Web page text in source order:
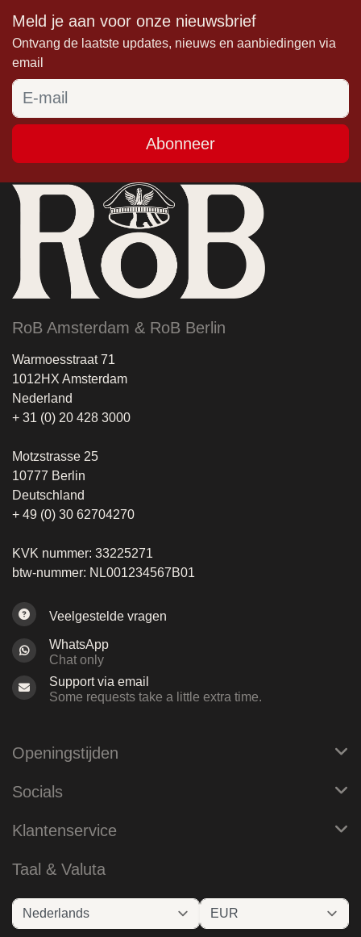
Meld je aan voor onze nieuwsbrief
Ontvang de laatste updates, nieuws en aanbiedingen via
email
Abonneer
RoB Amsterdam & RoB Berlin
Warmoesstraat 71
1012HX Amsterdam
Nederland
+ 31 (0) 20 428 3000
Motzstrasse 25
10777 Berlin
Deutschland
+ 49 (0) 30 62704270
KVK nummer: 33225271
btw-nummer: NL001234567B01
Veelgestelde vragen
WhatsApp
Chat only
Support via email
Some requests take a little extra time.
Openingstijden
Socials
Klantenservice
Taal & Valuta